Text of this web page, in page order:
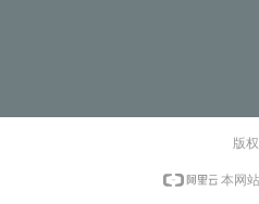
版
本网